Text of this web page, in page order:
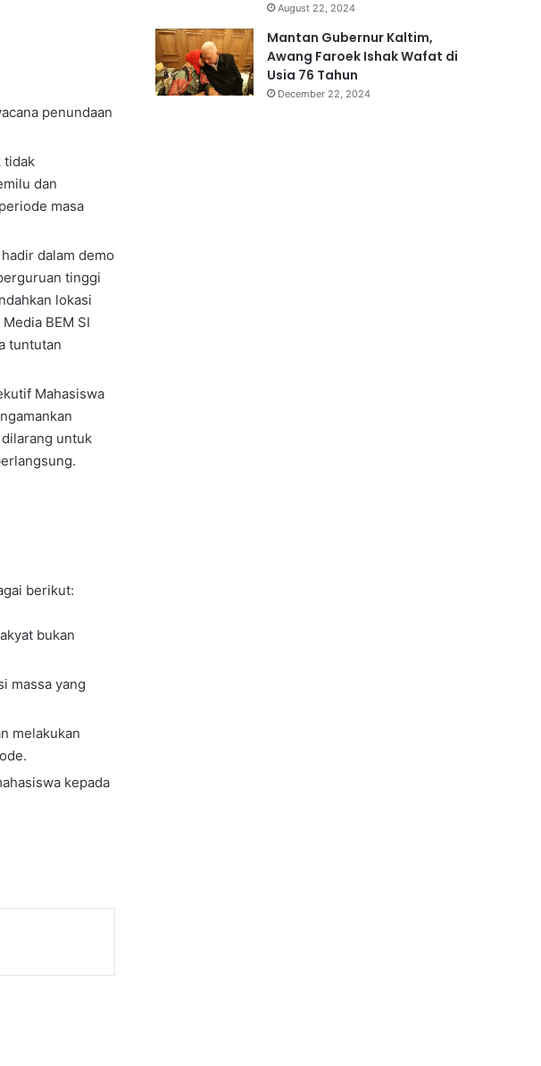
penundaan
tidak
dan
masa
dalam demo
tinggi
lokasi
BEM SI
tuntutan
Mahasiswa
untuk
berikut:
bukan
massa yang
melakukan
kepada
August 22, 2024
Mantan Gubernur Kaltim,
Awang Faroek Ishak Wafat di
Usia 76 Tahun
December 22, 2024